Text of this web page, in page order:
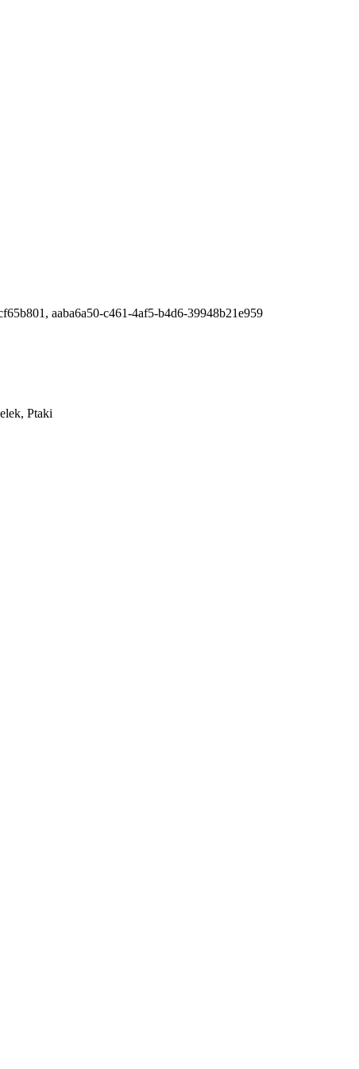
aaba6a50-c461-4af5-b4d6-39948b21e959
Ptaki